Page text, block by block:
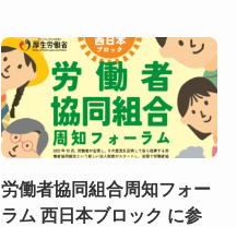
労働者協同組合周知フォー
ラム 西日本ブロック に参